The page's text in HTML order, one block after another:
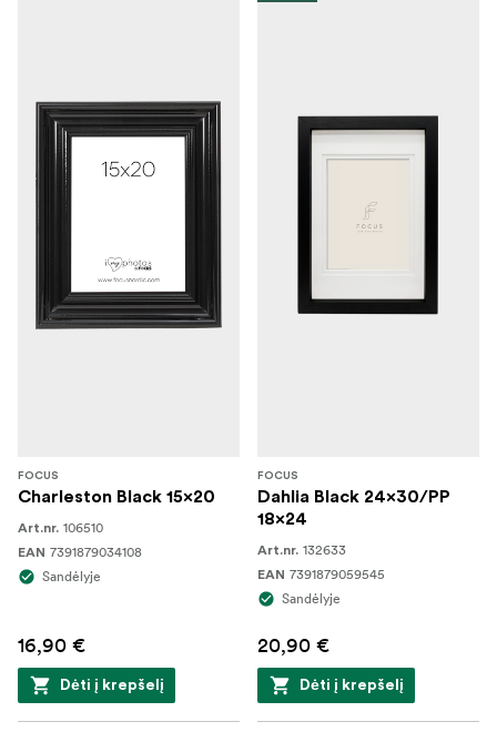
FOCUS
Charleston Black 15x20
Art.nr. 106510
EAN 7391879034108
Sandėlyje
16,90 €
Dėti į krepšelį
FOCUS
Dahlia Black 24x30/PP
18x24
Art.nr. 132633
EAN 7391879059545
Sandėlyje
20,90 €
Dėti į krepšelį